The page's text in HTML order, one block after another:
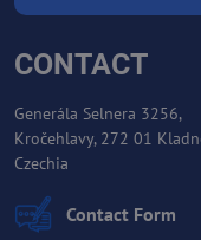
CONTACT
Generála Selnera 3256,
Kročehlavy, 272 01
Czechia
Contact Form